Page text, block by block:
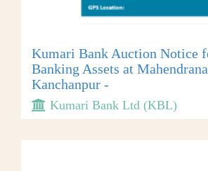
Kumari Bank Auction Notice
Banking Assets at
Kanchanpur -
Kumari Bank Ltd (KBL)